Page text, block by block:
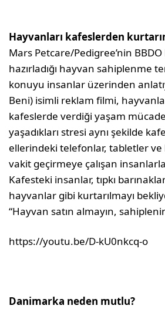
Hayvanları kafeslerden
Mars Petcare/Pedigree’nin BBDO
hazırladığı hayvan sahiplenme
konuyu insanlar üzerinden
Beni) isimli reklam filmi,
kafeslerde verdiği yaşam
yaşadıkları stresi aynı şekilde
ellerindeki telefonlar, tabletler
vakit geçirmeye çalışan
Kafesteki insanlar, tıpkı
hayvanlar gibi kurtarılmayı
“Hayvan satın almayın,
https://youtu.be/D-kU0nkcq-o
Danimarka neden mutlu?